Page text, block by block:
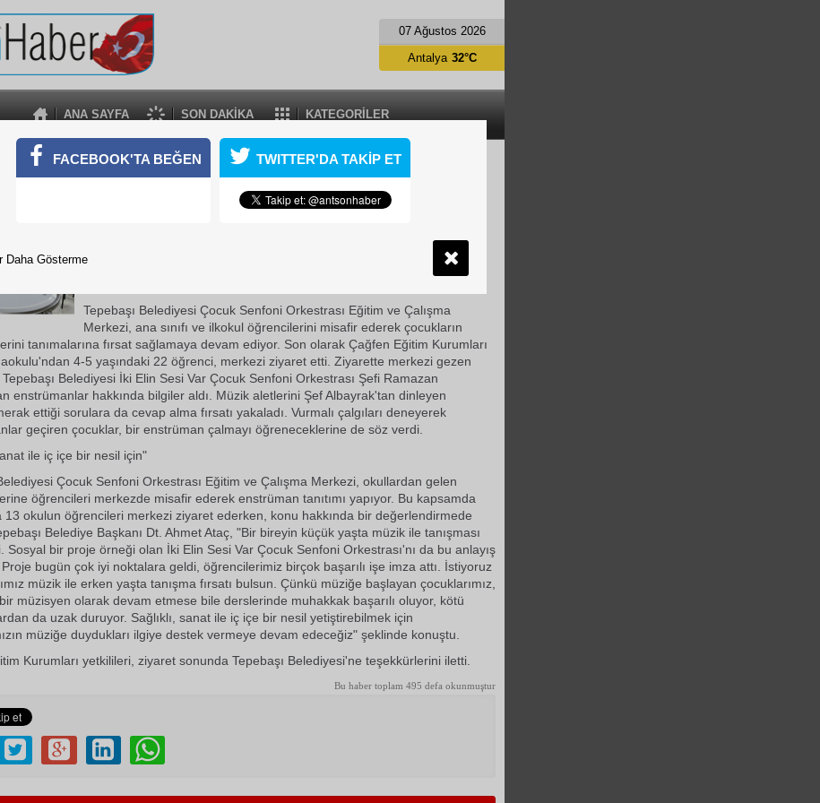
07 Ağustos 2026
ANA SAYFA SON DAKİKA KATEGORİLER
Antalya 32°C
MİNİKLER MÜZİK ALETLERİNİ TANIDI
Çocuk Senfoni Orkestrası Eğitim ve Çalışma Merkezi, enstrümanları
minik öğrencileri ağırlamaya devam ediyor.
Tepebaşı Belediyesi Çocuk Senfoni Orkestrası Eğitim ve Çalışma
Merkezi, enstrümanları tanıtmak üzere minik öğrencileri ağırlamaya
Tepebaşı Belediyesi Çocuk Senfoni Orkestrası Eğitim ve Çalışma
Merkezi, ana sınıfı ve ilkokul öğrencilerini misafir ederek çocukların
tanımalarına fırsat sağlamaya devam ediyor. Son olarak Çağfen Eğitim Kurumları
4-5 yaşındaki 22 öğrenci, merkezi ziyaret etti. Ziyarette merkezi gezen
Belediyesi İki Elin Sesi Var Çocuk Senfoni Orkestrası Şefi Ramazan
enstrümanlar hakkında bilgiler aldı. Müzik aletlerini Şef Albayrak'tan dinleyen
ettiği sorulara da cevap alma fırsatı yakaladı. Vurmalı çalgıları deneyerek
geçiren çocuklar, bir enstrüman çalmayı öğreneceklerine de söz verdi.
ile iç içe bir nesil için"
Çocuk Senfoni Orkestrası Eğitim ve Çalışma Merkezi, okullardan gelen
öğrencileri merkezde misafir ederek enstrüman tanıtımı yapıyor. Bu kapsamda
13 okulun öğrencileri merkezi ziyaret ederken, konu hakkında bir değerlendirmede
Belediye Başkanı Dt. Ahmet Ataç, "Bir bireyin küçük yaşta müzik ile tanışması
Sosyal bir proje örneği olan İki Elin Sesi Var Çocuk Senfoni Orkestrası'nı da bu anlayış
bugün çok iyi noktalara geldi, öğrencilerimiz birçok başarılı işe imza attı. İstiyoruz
müzik ile erken yaşta tanışma fırsatı bulsun. Çünkü müziğe başlayan çocuklarımız,
müzisyen olarak devam etmese bile derslerinde muhakkak başarılı oluyor, kötü
da uzak duruyor. Sağlıklı, sanat ile iç içe bir nesil yetiştirebilmek için
müziğe duydukları ilgiye destek vermeye devam edeceğiz" şeklinde konuştu.
Kurumları yetkilileri, ziyaret sonunda Tepebaşı Belediyesi'ne teşekkürlerini iletti.
Bu haber toplam 495 defa okunmuştur
FACEBOOK'TA BEĞEN TWITTER'DA TAKİP ET
Daha Gösterme